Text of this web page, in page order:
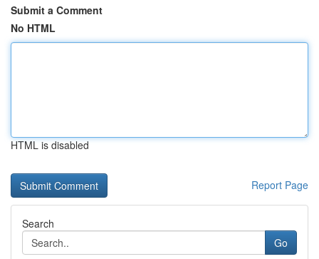
Submit a Comment
No HTML
HTML is disabled
Report Page
Search
Go